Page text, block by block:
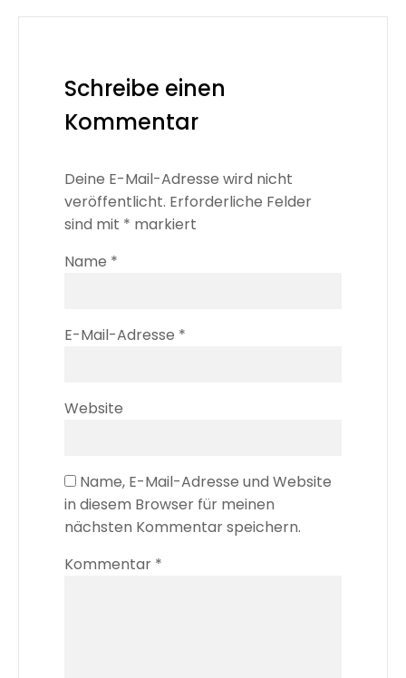
Schreibe einen
Kommentar
Deine E-Mail-Adresse wird nicht
veröffentlicht. Erforderliche Felder
sind mit * markiert
Name *
E-Mail-Adresse *
Website
Name, E-Mail-Adresse und Website
in diesem Browser für meinen
nächsten Kommentar speichern.
Kommentar *